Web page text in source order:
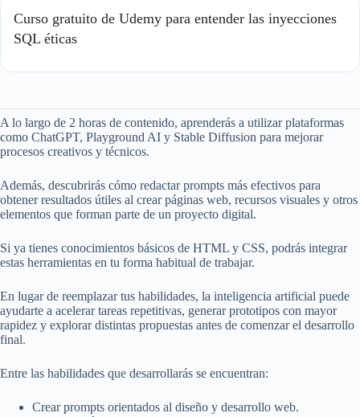
Curso gratuito de Udemy para entender las inyecciones
SQL éticas
A lo largo de 2 horas de contenido, aprenderás a utilizar plataformas
como ChatGPT, Playground AI y Stable Diffusion para mejorar
procesos creativos y técnicos.
Además, descubrirás cómo redactar prompts más efectivos para
obtener resultados útiles al crear páginas web, recursos visuales y otros
elementos que forman parte de un proyecto digital.
Si ya tienes conocimientos básicos de HTML y CSS, podrás integrar
estas herramientas en tu forma habitual de trabajar.
En lugar de reemplazar tus habilidades, la inteligencia artificial puede
ayudarte a acelerar tareas repetitivas, generar prototipos con mayor
rapidez y explorar distintas propuestas antes de comenzar el desarrollo
final.
Entre las habilidades que desarrollarás se encuentran:
Crear prompts orientados al diseño y desarrollo web.